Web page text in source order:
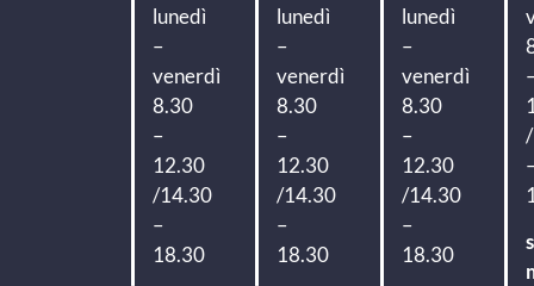
lunedì
–
venerdì
8.30
–
12.30
/14.30
–
18.30
lunedì
–
venerdì
8.30
–
12.30
/14.30
–
18.30
lunedì
–
venerdì
8.30
–
12.30
/14.30
–
18.30